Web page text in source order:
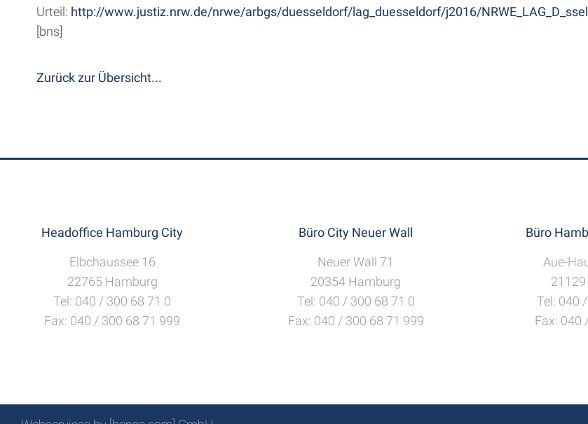
Urteil: http://www.justiz.nrw.de/nrwe/arbgs/duesseldorf/lag_duesseldorf/j2016/
[bns]
Zurück zur Übersicht...
Headoffice Hamburg City
Elbchaussee 16
22765 Hamburg
Tel: 040 / 300 68 71 0
Fax: 040 / 300 68 71 999
Büro City Neuer Wall
Neuer Wall 71
20354 Hamburg
Tel: 040 / 300 68 71 0
Fax: 040 / 300 68 71 999
Büro
Aue-
Tel: 040
Fax: 040